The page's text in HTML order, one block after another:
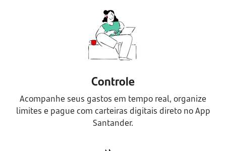
Controle
Acompanhe seus gastos em tempo real, organize
limites e pague com carteiras digitais direto no App
Santander.